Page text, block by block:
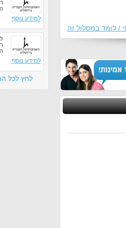
/ לומד במסלול זה
למידע נוסף
למידע נוסף
לחץ לכל